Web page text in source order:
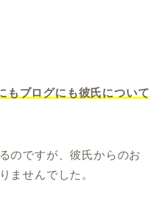
ブログにも彼氏について
のですが、彼氏からのお
ませんでした。